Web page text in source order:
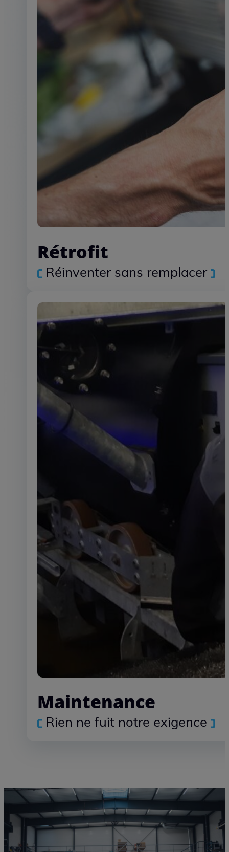
Équipements
L'énergie maîtrisée
Rétrofit
Réinventer sans remplacer